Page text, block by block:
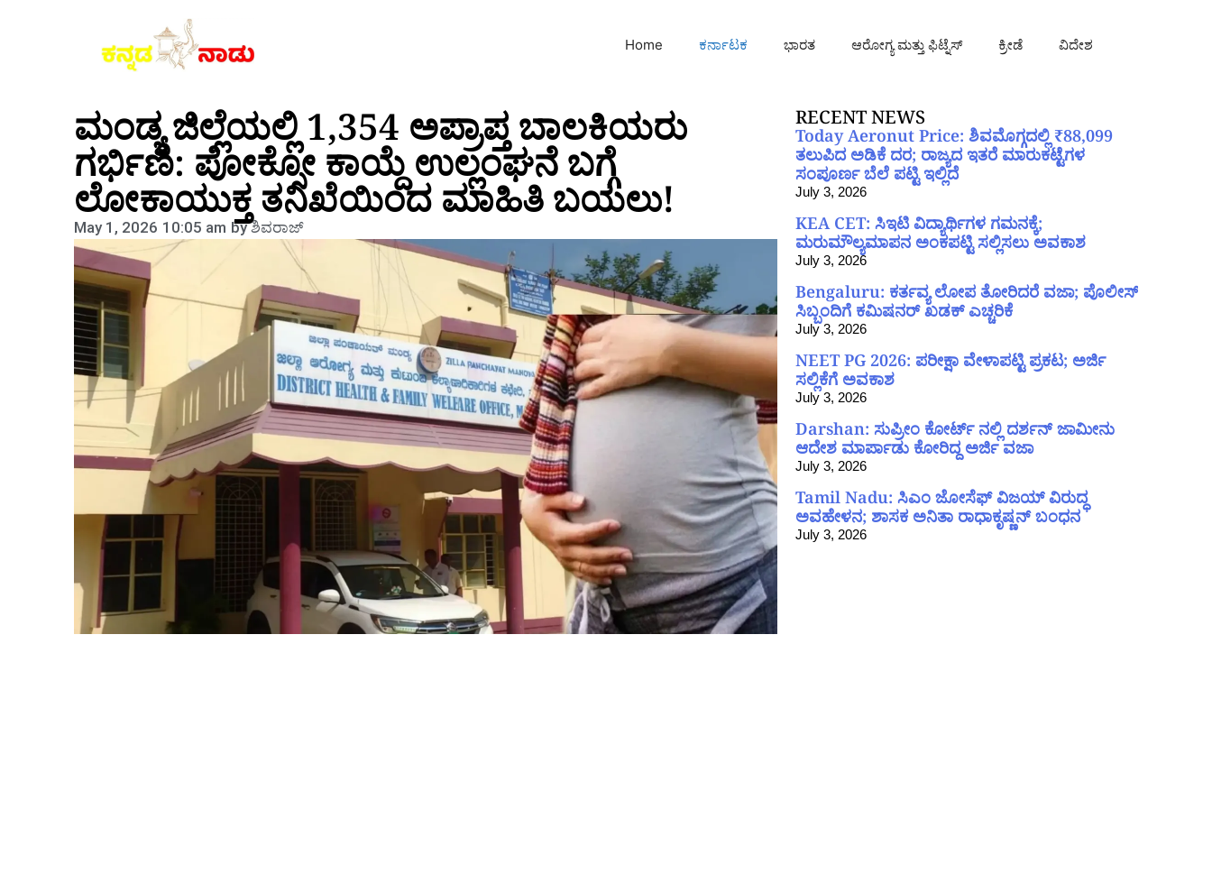
Home ಕರ್ನಾಟಕ ಭಾರತ ಆರೋಗ್ಯ ಮತ್ತು ಫಿಟ್ನೆಸ್ ಕ್ರೀಡೆ ವಿದೇಶ
ಮಂಡ್ಯ ಜಿಲ್ಲೆಯಲ್ಲಿ 1,354 ಅಪ್ರಾಪ್ತ ಬಾಲಕಿಯರು
ಗರ್ಭಿಣಿ: ಪೋಕ್ಸೋ ಕಾಯ್ದೆ ಉಲ್ಲಂಘನೆ ಬಗ್ಗೆ
ಲೋಕಾಯುಕ್ತ ತನಿಖೆಯಿಂದ ಮಾಹಿತಿ ಬಯಲು!
May 1, 2026 10:05 am byಶಿವರಾಜ್
RECENT NEWS
Today Aeronut Price: ಶಿವಮೊಗ್ಗದಲ್ಲಿ ₹88,099
ತಲುಪಿದ ಅಡಿಕೆ ದರ; ರಾಜ್ಯದ ಇತರೆ ಮಾರುಕಟ್ಟೆಗಳ
ಸಂಪೂರ್ಣ ಬೆಲೆ ಪಟ್ಟಿ ಇಲ್ಲಿದೆ
July 3, 2026
KEA CET: ಸಿಇಟಿ ವಿದ್ಯಾರ್ಥಿಗಳ ಗಮನಕ್ಕೆ;
ಮರುಮೌಲ್ಯಮಾಪನ ಅಂಕಪಟ್ಟಿ ಸಲ್ಲಿಸಲು ಅವಕಾಶ
July 3, 2026
Bengaluru: ಕರ್ತವ್ಯ ಲೋಪ ತೋರಿದರೆ ವಜಾ; ಪೊಲೀಸ್
ಸಿಬ್ಬಂದಿಗೆ ಕಮಿಷನರ್ ಖಡಕ್ ಎಚ್ಚರಿಕೆ
July 3, 2026
NEET PG 2026: ಪರೀಕ್ಷಾ ವೇಳಾಪಟ್ಟಿ ಪ್ರಕಟ; ಅರ್ಜಿ
ಸಲ್ಲಿಕೆಗೆ ಅವಕಾಶ
July 3, 2026
Darshan: ಸುಪ್ರೀಂ ಕೋರ್ಟ್ ನಲ್ಲಿ ದರ್ಶನ್ ಜಾಮೀನು
ಆದೇಶ ಮಾರ್ಪಾಡು ಕೋರಿದ್ದ ಅರ್ಜಿ ವಜಾ
July 3, 2026
Tamil Nadu: ಸಿಎಂ ಜೋಸೆಫ್ ವಿಜಯ್ ವಿರುದ್ಧ
ಅವಹೇಳನ; ಶಾಸಕ ಅನಿತಾ ರಾಧಾಕೃಷ್ಣನ್ ಬಂಧನ
July 3, 2026